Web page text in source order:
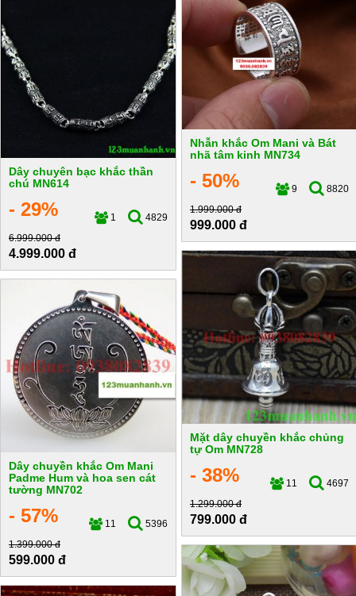
Nhẫn khắc Om Mani và Bát
nhã tâm kinh MN734
- 50% 9
8820
1.999.000 đ
999.000 đ
Dây chuyên bạc khắc thần
chú MN614
- 29% 1
4829
6.999.000 đ
4.999.000 đ
Mặt dây chuyền khắc chủng
tự Om MN728
- 38% 11
4697
1.299.000 đ
799.000 đ
Dây chuyền khắc Om Mani
Padme Hum và hoa sen cát
tường MN702
- 57% 11
5396
1.399.000 đ
599.000 đ